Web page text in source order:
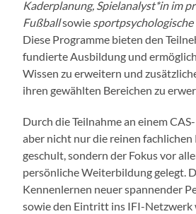
Kaderplanung, Spielanalyst*in im
Fußballsowie
Diese Programme bieten den
fundierte Ausbildung und
Wissen zu erweitern und
ihren gewählten Bereichen zu
Durch die Teilnahme an einem
aber nicht nur die reinen
geschult, sondern der Fokus vor
persönliche Weiterbildung gelegt.
Kennenlernen neuer spannender
sowie den Eintritt ins IFI-Netzwerk